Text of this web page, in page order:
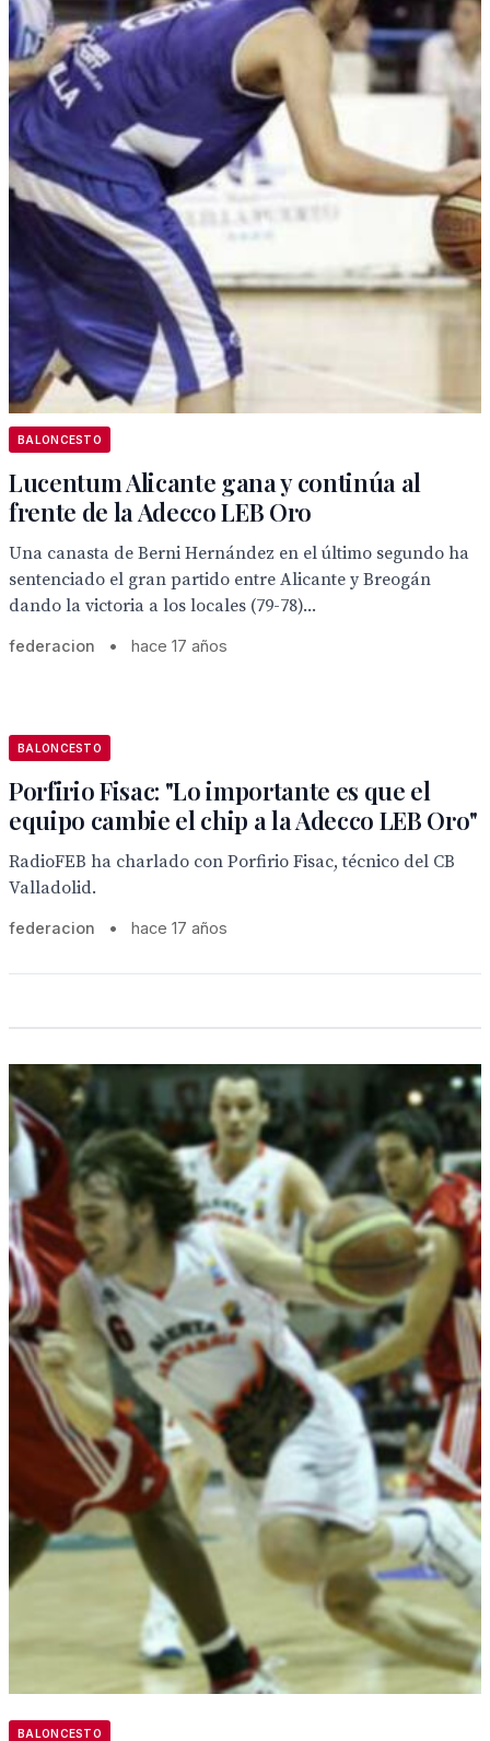
BALONCESTO
Lucentum Alicante gana y continúa al
frente de la Adecco LEB Oro
Una canasta de Berni Hernández en el último segundo ha
sentenciado el gran partido entre Alicante y Breogán
dando la victoria a los locales (79-78)...
federacion • hace 17 años
BALONCESTO
Porfirio Fisac: "Lo importante es que el
equipo cambie el chip a la Adecco LEB Oro"
RadioFEB ha charlado con Porfirio Fisac, técnico del CB
Valladolid.
federacion • hace 17 años
BALONCESTO